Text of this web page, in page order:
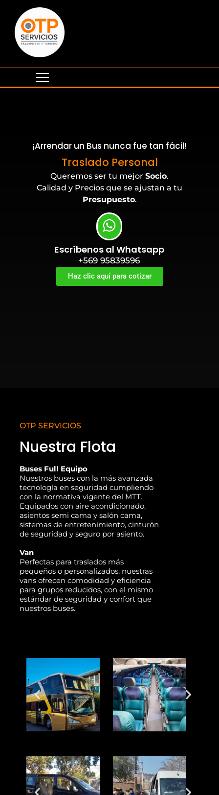
¡Arrendar un Bus nunca fue tan fácil!
Traslado Personal
Eventos Corporativos
Queremos ser tu mejor Socio.
Calidad y Precios que se ajustan a tu
Presupuesto.
Escríbenos al Whatsapp
+569 95839596
Haz clic aquí para cotizar
OTP SERVICIOS
Nuestra Flota
Buses Full Equipo
Nuestros buses con la más avanzada
tecnología en seguridad cumpliendo
con la normativa vigente del MTT.
Equipados con aire acondicionado,
asientos semi cama y salón cama,
sistemas de entretenimiento, cinturón
de seguridad y seguro por asiento.
Van
Perfectas para traslados más
pequeños o personalizados, nuestras
vans ofrecen comodidad y eficiencia
para grupos reducidos, con el mismo
estándar de seguridad y confort que
nuestros buses.